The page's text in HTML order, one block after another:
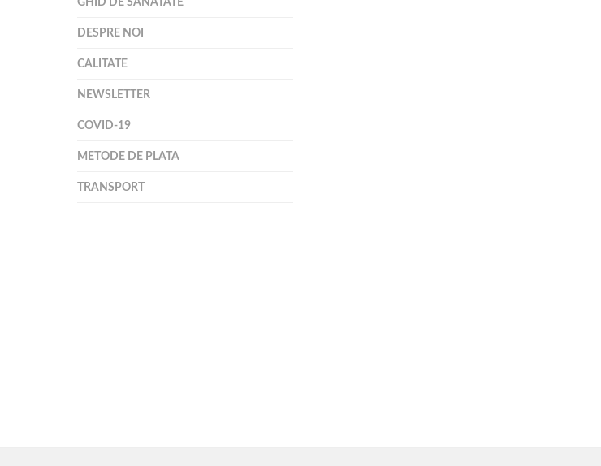
DESPRE NOI
CALITATE
NEWSLETTER
COVID-19
METODE DE PLATA
TRANSPORT